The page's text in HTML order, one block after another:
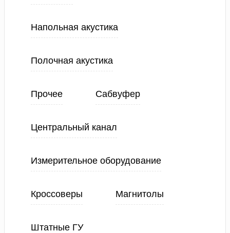
Напольная акустика
Полочная акустика
Прочее Сабвуфер
Центральный канал
Измерительное оборудование
Кроссоверы Магнитолы
Штатные ГУ